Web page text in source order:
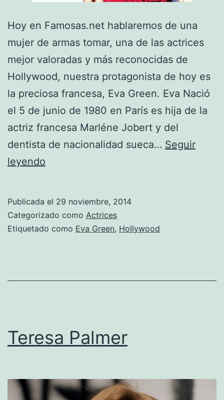
Hoy en Famosas.net hablaremos de una
mujer de armas tomar, una de las actrices
mejor valoradas y más reconocidas de
Hollywood, nuestra protagonista de hoy es
la preciosa francesa, Eva Green. Eva Nació
el 5 de junio de 1980 en París es hija de la
actriz francesa Marléne Jobert y del
dentista de nacionalidad sueca… Seguir
leyendo
Publicada el 29 noviembre, 2014
Categorizado como Actrices
Etiquetado como Eva Green, Hollywood
Teresa Palmer